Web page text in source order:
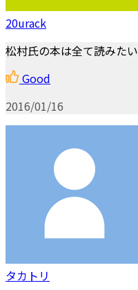
20urack
松村氏の本は全て読みたい
Good
2016/01/16
タカトリ